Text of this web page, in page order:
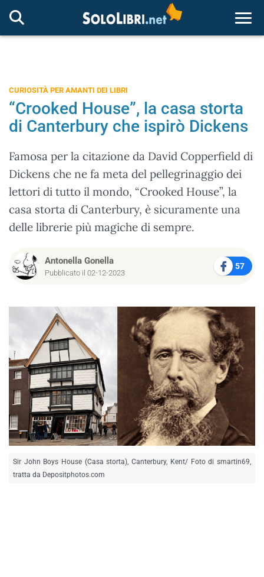
CURIOSITÀ PER AMANTI DEI LIBRI
“Crooked House”, la casa storta
di Canterbury che ispirò Dickens
Famosa per la citazione da David Copperfield di
Dickens che ne fa meta del pellegrinaggio dei
lettori di tutto il mondo, “Crooked House”, la
casa storta di Canterbury, è sicuramente una
delle librerie più magiche di sempre.
Antonella Gonella
Pubblicato il 02-12-2023
57
Sir John Boys House (Casa storta), Canterbury, Kent/ Foto di smartin69,
tratta da Depositphotos.com